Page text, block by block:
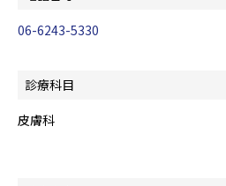
06-6243-5330
診療科目
皮膚科